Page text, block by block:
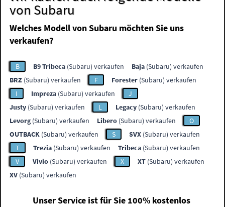
von Subaru
Welches Modell von Subaru möchten Sie uns
verkaufen?
B B9 Tribeca (Subaru) verkaufen Baja (Subaru) verkaufen
BRZ (Subaru) verkaufen F Forester (Subaru) verkaufen
I
Impreza (Subaru) verkaufen
J
Justy (Subaru) verkaufen L Legacy (Subaru) verkaufen
Levorg(Subaru) verkaufen Libero (Subaru) verkaufen
O
OUTBACK (Subaru) verkaufen S SVX (Subaru) verkaufen
T
Trezia (Subaru) verkaufen Tribeca (Subaru) verkaufen
V
Vivio (Subaru) verkaufen X XT (Subaru) verkaufen
XV (Subaru) verkaufen
Unser Service ist für Sie 100% kostenlos